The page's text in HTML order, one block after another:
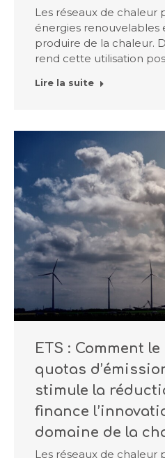
Les réseaux de
énergies
produire de la chaleur.
rend cette utilisation
Lire la suite
ETS : Comment
quotas
stimule la
finance
domaine de la
Les réseaux de